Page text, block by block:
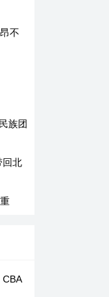
不
族团
回北
CBA